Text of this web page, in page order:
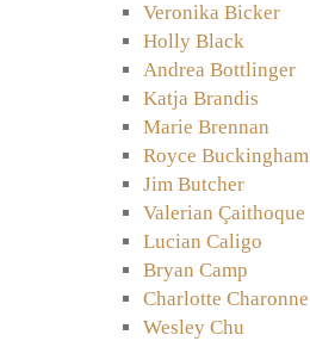
Veronika Bicker
Holly Black
Andrea Bottlinger
Katja Brandis
Marie Brennan
Royce Buckingham
Jim Butcher
Valerian Çaithoque
Lucian Caligo
Bryan Camp
Charlotte Charonne
Wesley Chu